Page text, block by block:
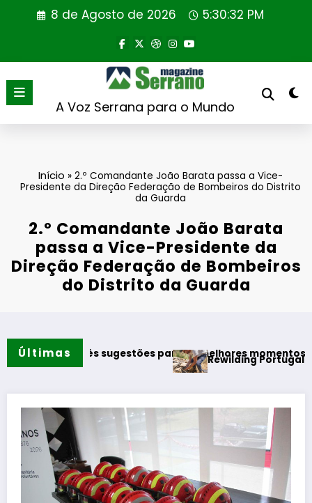
8 de Agosto de 2026 5:30:33 PM
A Voz Serrana para o Mundo
Início »2.º Comandante João Barata passa a Vice-
Presidente da Direção Federação de Bombeiros do Distrito
da Guarda
2.º Comandante João Barata
passa a Vice-Presidente da
Direção Federação de Bombeiros
do Distrito da Guarda
Últimas
três sugestões para os melhores momentos do verão
Rewilding Portugal realiza